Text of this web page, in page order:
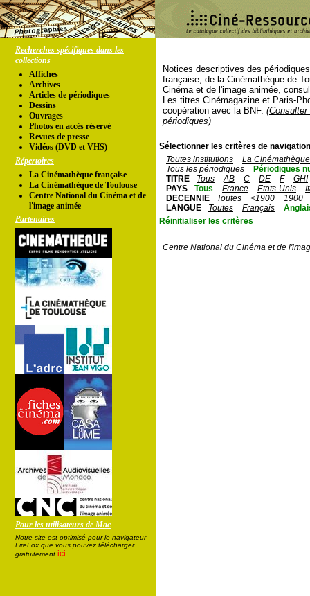
Recherches spécifiques dans les
collections
Affiches
Archives
Articles de périodiques
Dessins
Ouvrages
Photos en accés réservé
Revues de presse
Vidéos (DVD et VHS)
Répertoires
La Cinémathèque française
La Cinémathèque de Toulouse
Centre National du Cinéma et de
l'image animée
Partenaires
Pour les utilisateurs de Mac
Notre site est optimisé pour le navigateur
FireFox que vous pouvez télécharger
gratuitement ici
Notices descriptives des
française, de la Cinémathèque de
Cinéma et de l'image animée,
Les titres Cinémagazine et Paris-
coopération avec la BNF.
périodiques)
Sélectionner les critères de
Toutes institutions
La
Tous les périodiques
Périodiques
TITRE
Tous AB C DE F
GHI
PAYS
Tous France Etats-Unis
DECENNIE
Toutes <1900
1900
LANGUE
Toutes Français
Réinitialiser les critères
Centre National du Cinéma et de